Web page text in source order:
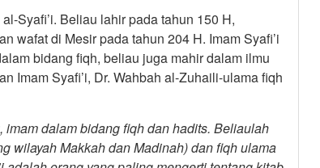
Syafi’i. Beliau lahir pada tahun 150 H,
wafat di Mesir pada tahun 204 H. Imam Syafi’i
bidang fiqh, beliau juga mahir dalam ilmu
Imam Syafi’i, Dr. Wahbah al-Zuhaili-ulama fiqh
imam dalam bidang fiqh dan hadits. Beliaulah
wilayah Makkah dan Madinah) dan fiqh ulama